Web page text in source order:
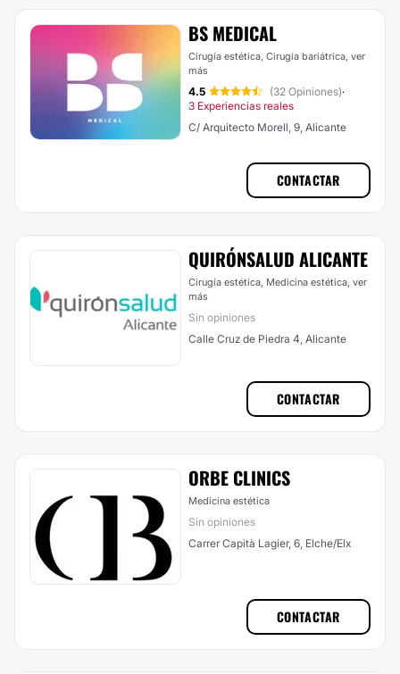
BS MEDICAL
Cirugía estética, Cirugía bariátrica, ver
más
4.5 (32 Opiniones)·
3 Experiencias reales
C/ Arquitecto Morell, 9, Alicante
CONTACTAR
QUIRÓNSALUD ALICANTE
Cirugía estética, Medicina estética, ver
más
Sin opiniones
Calle Cruz de Piedra 4, Alicante
CONTACTAR
ORBE CLINICS
Medicina estética
Sin opiniones
Carrer Capità Lagier, 6, Elche/Elx
CONTACTAR